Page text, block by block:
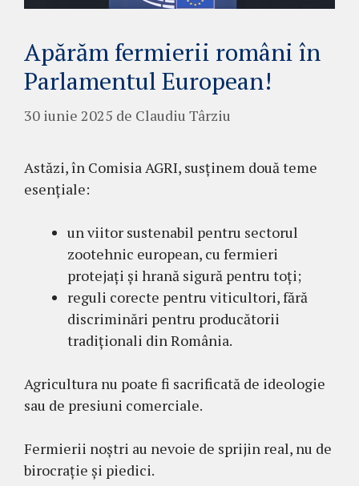
Apărăm fermierii români în
Parlamentul European!
30 iunie 2025 de Claudiu Târziu
Astăzi, în Comisia AGRI, susținem două teme
esențiale:
un viitor sustenabil pentru sectorul
zootehnic european, cu fermieri
protejați și hrană sigură pentru toți;
reguli corecte pentru viticultori, fără
discriminări pentru producătorii
tradiționali din România.
Agricultura nu poate fi sacrificată de ideologie
sau de presiuni comerciale.
Fermierii noștri au nevoie de sprijin real, nu de
birocrație și piedici.